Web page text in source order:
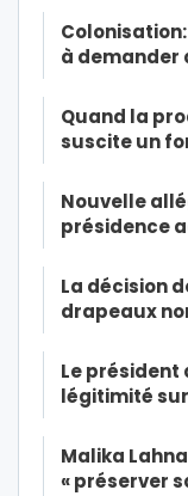
à demander
Quand la
suscite un
Nouvelle
présidence
La décision
drapeaux
Le président
légitimité
Malika
« préserver